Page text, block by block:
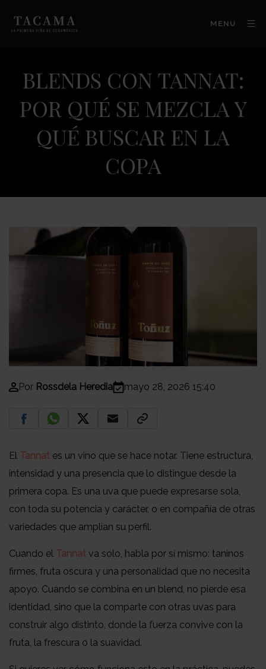
MENU
BLENDS CON TANNAT:
POR QUÉ SE MEZCLA Y
QUÉ BUSCAR EN LA
COPA
Por Rossdela Heredia mayo 28, 2026 15:40
El Tannat es un vino que se hace notar. Tiene estructura,
intensidad y una presencia que lo distingue desde la
primera copa. Es una uva que puede expresarse sola,
con toda su potencia y carácter, o en compañía de otras
variedades que amplían su perfil.
Cuando el Tannat va solo, habla por sí mismo: taninos
firmes, fruta oscura y una personalidad que no necesita
apoyo. Cuando se combina en un blend, no pierde esa
identidad, sino que la comparte con otras uvas para
construir algo distinto, donde la fuerza convive con la
fruta, la frescura o la suavidad.